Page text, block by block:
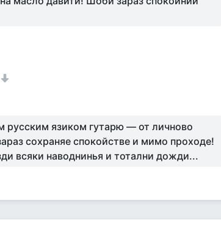
русским язиком гутарю — от личново
сохраняе спокойстве и мимо проходе!
всяки наводнинья и тотални дожди...